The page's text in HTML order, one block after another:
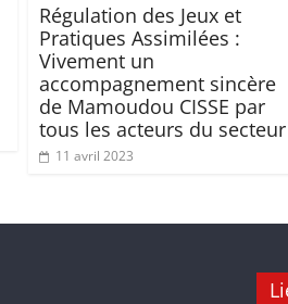
Régulation des Jeux et
Pratiques Assimilées :
Vivement un
accompagnement sincère
de Mamoudou CISSE par
tous les acteurs du secteur
11 avril 2023